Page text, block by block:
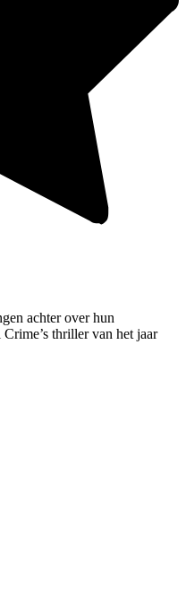
achter over hun
thriller van het jaar